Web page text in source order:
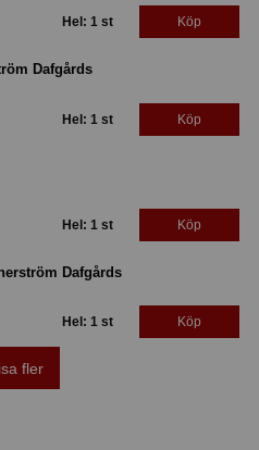
Hel: 1 st Köp
Dafgårds
Hel: 1 st Köp
Hel: 1 st Köp
Dafgårds
Hel: 1 st Köp
fler